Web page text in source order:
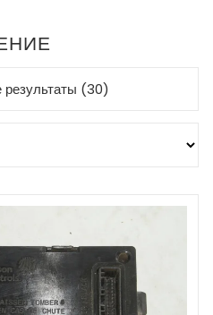
результаты (30)